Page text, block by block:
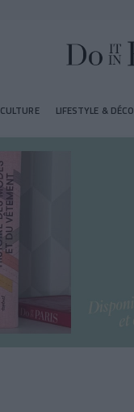
CULTURE LIFESTYLE & DÉCO